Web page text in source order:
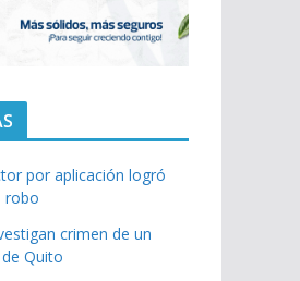
por aplicación logró
robo
crimen de un
Quito